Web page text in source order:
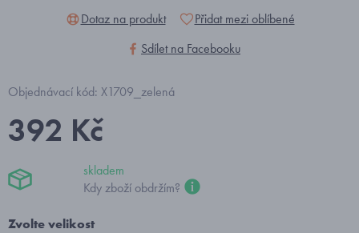
Dotaz na produkt
Přidat mezi oblíbené
Sdílet na Facebooku
Objednávací kód: X1709_zelená
392 Kč
skladem
Kdy zboží obdržím?
Zvolte velikost